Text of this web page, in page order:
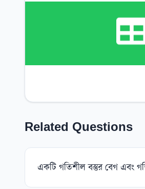
Related Questions
একটি গতিশীল বস্তুর বেগ এবং